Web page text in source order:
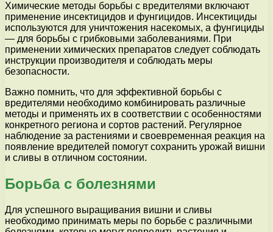
Химические методы борьбы с вредителями включают
применение инсектицидов и фунгицидов. Инсектициды
используются для уничтожения насекомых, а фунгициды
— для борьбы с грибковыми заболеваниями. При
применении химических препаратов следует соблюдать
инструкции производителя и соблюдать меры
безопасности.
Важно помнить, что для эффективной борьбы с
вредителями необходимо комбинировать различные
методы и применять их в соответствии с особенностями
конкретного региона и сортов растений. Регулярное
наблюдение за растениями и своевременная реакция на
появление вредителей помогут сохранить урожай вишни
и сливы в отличном состоянии.
Борьба с болезнями
Для успешного выращивания вишни и сливы
необходимо принимать меры по борьбе с различными